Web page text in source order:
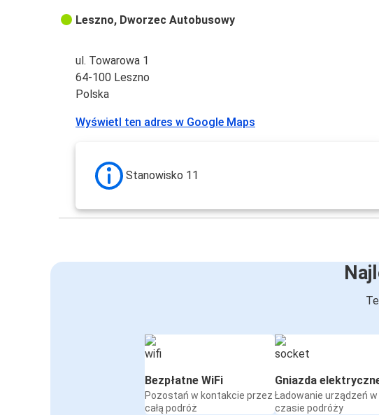
Leszno, Dworzec Autobusowy
ul. Towarowa 1
64-100 Leszno
Polska
Wyświetl ten adres w Google Maps
Stanowisko 11
Bezpłatne WiFi
Pozostań w kontakcie przez
całą podróż
Gniazda
Ładowanie urządzeń w
czasie podróży